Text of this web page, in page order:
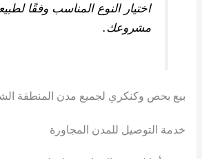
النوع المناسب وفقًا لطبيعة
لجميع مدن المنطقة الشرقية
للمدن المجاورة